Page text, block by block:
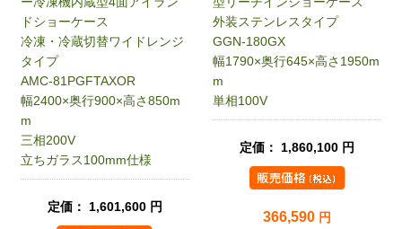
ドショーケース
冷凍・冷蔵切替ワイドレンジ
タイプ
AMC-81PGFTAXOR
幅2400×奥行900×高さ850m
m
三相200V
立ちガラス100mm仕様
定価： 1,601,600 円
外装ステンレスタイプ
GGN-180GX
幅1790×奥行645×高さ1950m
m
単相100V
定価： 1,860,100 円
366,590 円